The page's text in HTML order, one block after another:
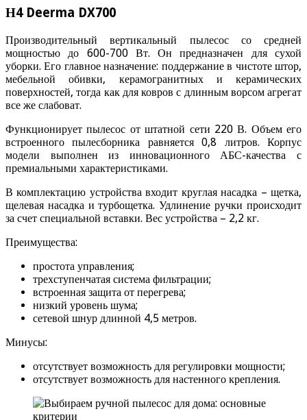
Н4 Deerma DX700
Производительный вертикальный пылесос со средней
мощностью до 600-700 Вт. Он предназначен для сухой
уборки. Его главное назначение: поддержание в чистоте штор,
мебельной обивки, керамогранитных и керамических
поверхностей, тогда как для ковров с длинным ворсом агрегат
все же слабоват.
Функционирует пылесос от штатной сети 220 В. Объем его
встроенного пылесборника равняется 0,8 литров. Корпус
модели выполнен из инновационного АБС-качества с
премиальными характеристиками.
В комплектацию устройства входит круглая насадка – щетка,
щелевая насадка и турбощетка. Удлинение ручки происходит
за счет специальной вставки. Вес устройства – 2,2 кг.
Преимущества:
простота управления;
трехступенчатая система фильтрации;
встроенная защита от перегрева;
низкий уровень шума;
сетевой шнур длинной 4,5 метров.
Минусы:
отсутствует возможность для регулировки мощности;
отсутствует возможность для настенного крепления.